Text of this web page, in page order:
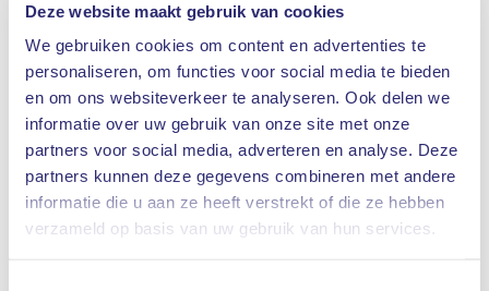
Deze website maakt gebruik van cookies
We gebruiken cookies om content en advertenties te
personaliseren, om functies voor social media te bieden
en om ons websiteverkeer te analyseren. Ook delen we
informatie over uw gebruik van onze site met onze
partners voor social media, adverteren en analyse. Deze
partners kunnen deze gegevens combineren met andere
informatie die u aan ze heeft verstrekt of die ze hebben
verzameld op basis van uw gebruik van hun services.
Waar bent u naar op zoek
proefpersonen slikten ze vlak voor het
slapengaan, drie uur van tevoren en zes uur van
tevoren. Hun slaap werd gemonitord en ze
hielden eenslaapdagboekbij. Wat bleek:
proefpersonen die een cafeïnepil hadden
gekregen, sliepen gemiddeld een uur korter, zelfs
als ze die zes uur van tevoren innamen, en hun
slaapkwaliteit was slechter, óók als ze dat zelf niet
opmerkten.